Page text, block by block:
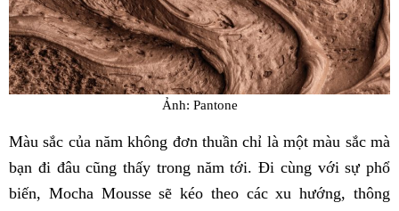
Ảnh: Pantone
Màu sắc của năm không đơn thuần chỉ là một màu sắc mà
bạn đi đâu cũng thấy trong năm tới. Đi cùng với sự phổ
biến, Mocha Mousse sẽ kéo theo các xu hướng, thông